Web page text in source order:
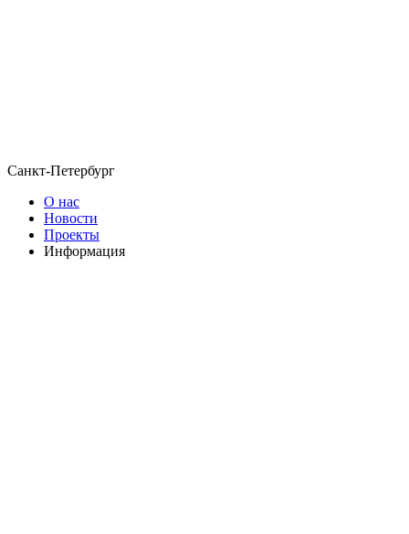
Санкт-Петербург
О нас
Новости
Проекты
Информация